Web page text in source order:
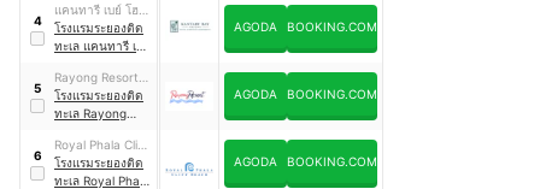
Pizzeria
4
แคนทารี เบย์ โฮ
เทล แอนด์ เซอร์วิส
อพาร์ทเมนท์
โรงแรมระยองติด
ทะเล แคนทารี เบย์
เซอร์วิส อพาร์ทเม
นท์ ระยอง
AGODA BOOKING.COM
5
Rayong Resort &
Spa Retreat
โรงแรมระยองติด
ทะเล Rayong
Retreat
AGODA BOOKING.COM
6
Royal Phala Cliff
Beach Resort
โรงแรมระยองติด
ทะเล Royal Phala
AGODA BOOKING.COM